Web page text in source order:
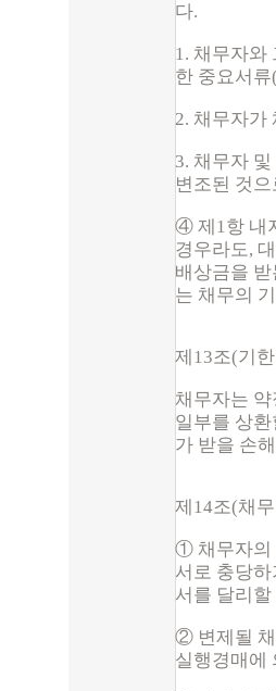
다.
1. 채무자와
한 중요서
2. 채무자가
3. 채무자
변조된 것
④ 제1항 내
경우라도,
배상금을
는 채무의
제13조(기
채무자는
일부를 상
가 받을 손
제14조(채
① 채무자의
서로 충당
서를 달리
② 변제될 채
실행경매에